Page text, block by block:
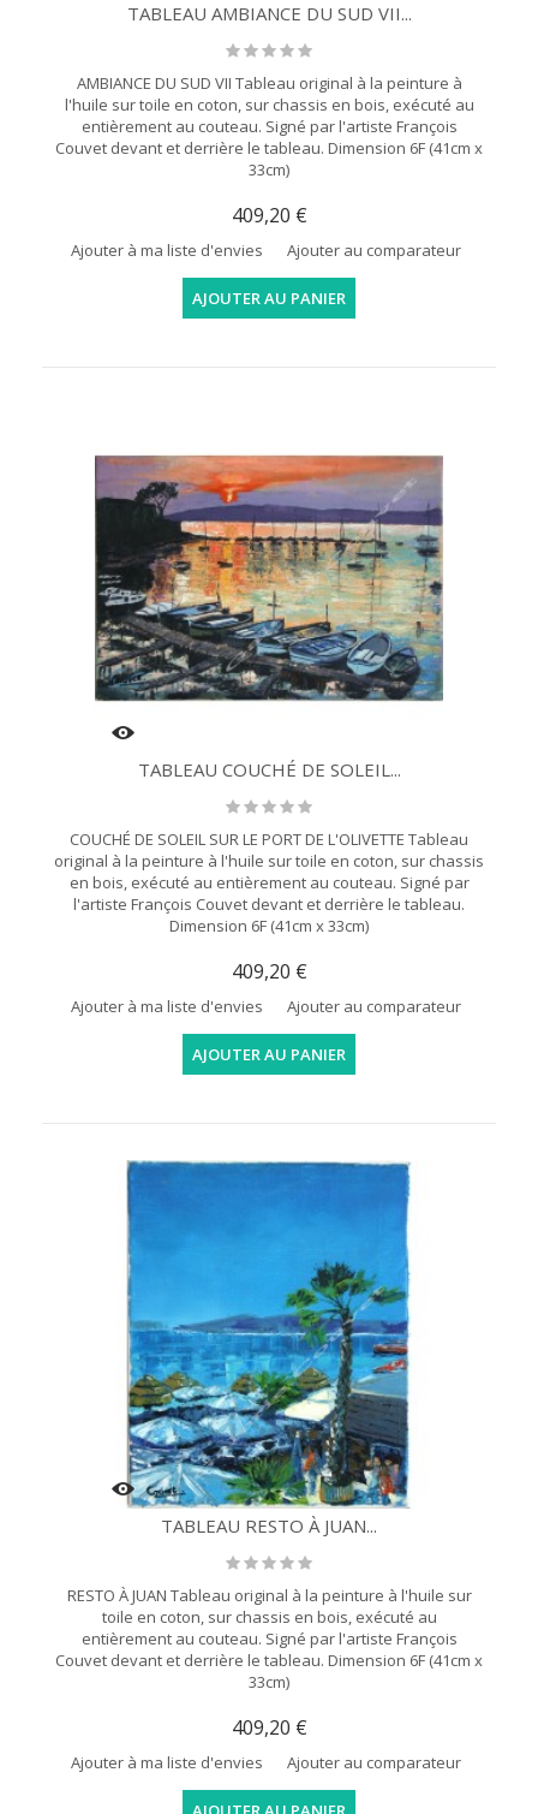
TABLEAU AMBIANCE DU SUD VII...
AMBIANCE DU SUD VII Tableau original à la peinture à
l'huile sur toile en coton, sur chassis en bois, exécuté au
entièrement au couteau. Signé par l'artiste François
Couvet devant et derrière le tableau. Dimension 6F (41cm x
33cm)
409,20 €
Ajouter à ma liste d'envies Ajouter au comparateur
AJOUTER AU PANIER
TABLEAU COUCHÉ DE SOLEIL...
COUCHÉ DE SOLEIL SUR LE PORT DE L'OLIVETTE Tableau
original à la peinture à l'huile sur toile en coton, sur chassis
en bois, exécuté au entièrement au couteau. Signé par
l'artiste François Couvet devant et derrière le tableau.
Dimension 6F (41cm x 33cm)
409,20 €
Ajouter à ma liste d'envies Ajouter au comparateur
AJOUTER AU PANIER
TABLEAU RESTO À JUAN...
RESTO À JUAN Tableau original à la peinture à l'huile sur
toile en coton, sur chassis en bois, exécuté au
entièrement au couteau. Signé par l'artiste François
Couvet devant et derrière le tableau. Dimension 6F (41cm x
33cm)
409,20 €
Ajouter à ma liste d'envies Ajouter au comparateur